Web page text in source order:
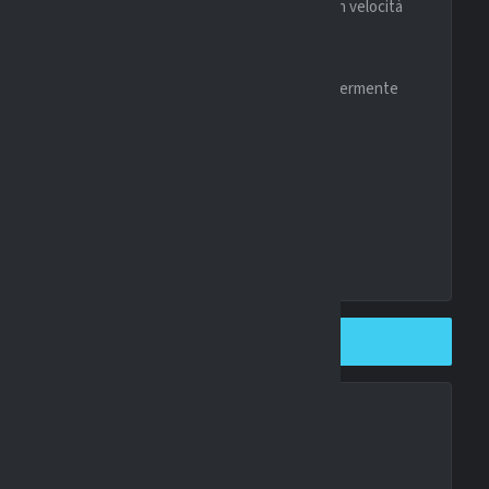
cercando di mettere in difficoltà gli avversari con velocità
un fattore da tenere in considerazione.
e precedenti, la previsione finale pende leggermente
e combattuta fino all’ultimo minuto.